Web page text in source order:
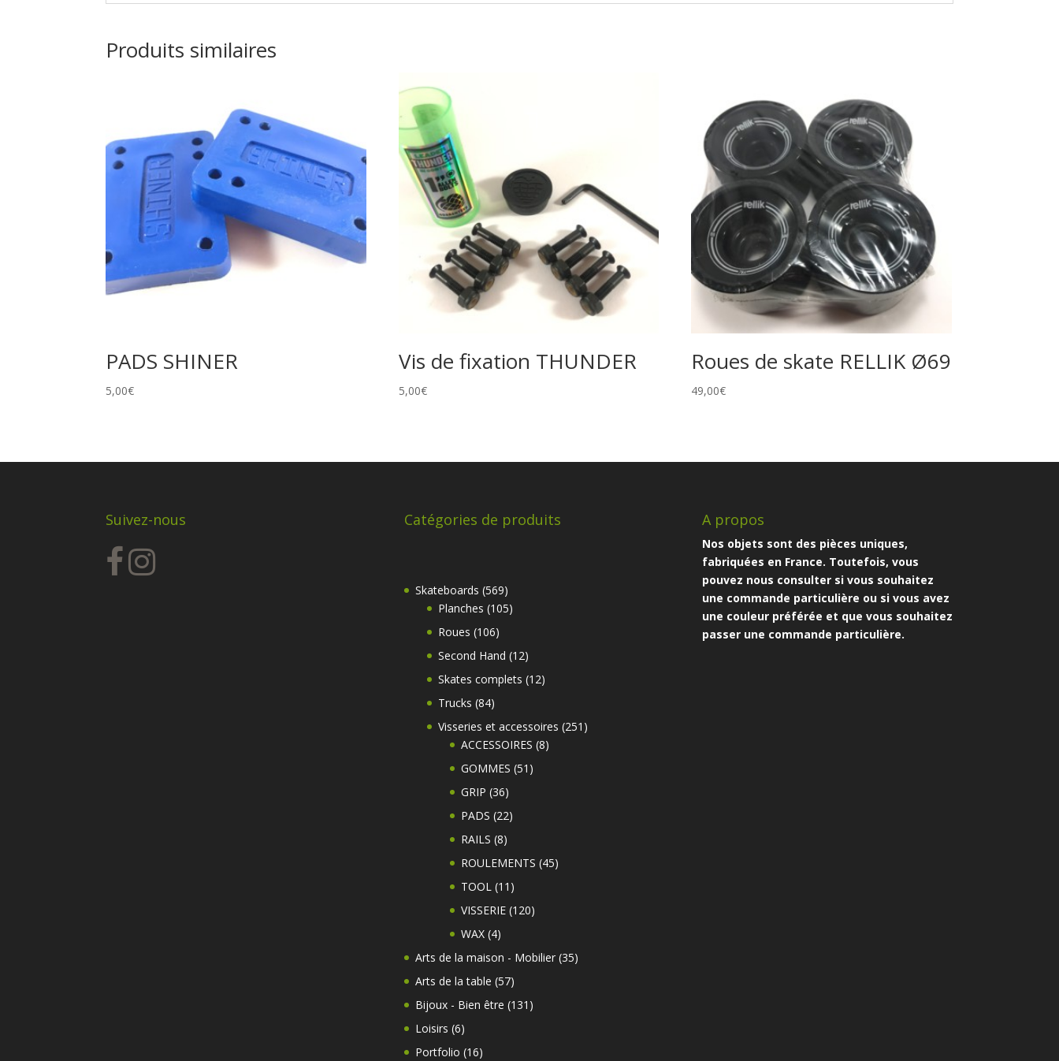
Produits similaires
PADS SHINER
5,00€
Vis de fixation THUNDER
5,00€
Roues de skate RELLIK Ø69
49,00€
Suivez-nous Catégories de produits
Skateboards 569569
produits
Planches 105105
Roues 106106
produits
Second Hand 1212
produits
Skates complets 1212
Trucks 8484
produits
Visseries et accessoires 251 251
ACCESSOIRES 88
GOMMES 51 51
GRIP 3636
produits
PADS 2222
RAILS 88
produits
ROULEMENTS 4545
TOOL 11 11
produits
VISSERIE 120120
WAX 44
produits
Arts de la maison - Mobilier 3535
Arts de la table 5757
produits
Bijoux - Bien être 131 131
Loisirs 66
produits
Portfolio 1616
A propos
Nos objets sont des pièces uniques,
fabriquées en France. Toutefois, vous
pouvez nous consulter si vous souhaitez
une commande particulière ou si vous avez
une couleur préférée et que vous souhaitez
passer une commande particulière.